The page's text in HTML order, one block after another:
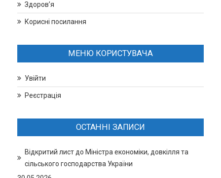
Здоров’я
Корисні посилання
МЕНЮ КОРИСТУВАЧА
Увійти
Реєстрація
ОСТАННІ ЗАПИСИ
Відкритий лист до Міністра економіки, довкілля та
сільського господарства України